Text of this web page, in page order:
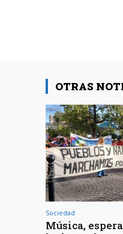
OTRAS
Sociedad
Música,